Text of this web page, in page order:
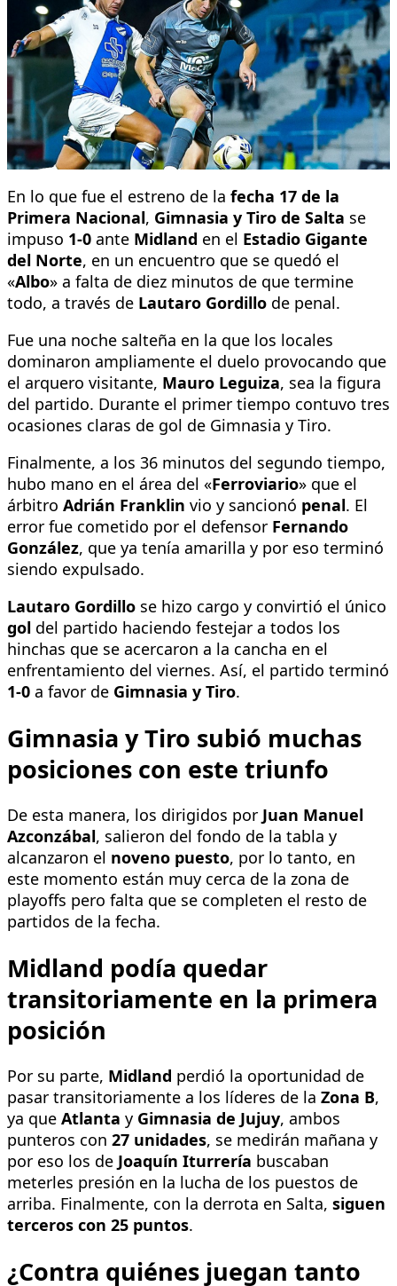
En lo que fue el estreno de la fecha 17 de la
Primera Nacional, Gimnasia y Tiro de Salta se
impuso 1-0 ante Midland en el Estadio Gigante
del Norte, en un encuentro que se quedó el
«Albo» a falta de diez minutos de que termine
todo, a través de Lautaro Gordillo de penal.
Fue una noche salteña en la que los locales
dominaron ampliamente el duelo provocando que
el arquero visitante, Mauro Leguiza, sea la figura
del partido. Durante el primer tiempo contuvo tres
ocasiones claras de gol de Gimnasia y Tiro.
Finalmente, a los 36 minutos del segundo tiempo,
hubo mano en el área del «Ferroviario» que el
árbitro Adrián Franklin vio y sancionó penal. El
error fue cometido por el defensor Fernando
González, que ya tenía amarilla y por eso terminó
siendo expulsado.
Lautaro Gordillo se hizo cargo y convirtió el único
gol del partido haciendo festejar a todos los
hinchas que se acercaron a la cancha en el
enfrentamiento del viernes. Así, el partido terminó
1-0 a favor de Gimnasia y Tiro.
Gimnasia y Tiro subió muchas
posiciones con este triunfo
De esta manera, los dirigidos por Juan Manuel
Azconzábal, salieron del fondo de la tabla y
alcanzaron el noveno puesto, por lo tanto, en
este momento están muy cerca de la zona de
playoffs pero falta que se completen el resto de
partidos de la fecha.
Midland podía quedar
transitoriamente en la primera
posición
Por su parte, Midland perdió la oportunidad de
pasar transitoriamente a los líderes de la Zona B,
ya que Atlanta y Gimnasia de Jujuy, ambos
punteros con 27 unidades, se medirán mañana y
por eso los de Joaquín Iturrería buscaban
meterles presión en la lucha de los puestos de
arriba. Finalmente, con la derrota en Salta, siguen
terceros con 25 puntos.
¿Contra quiénes juegan tanto